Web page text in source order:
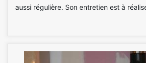
aussi régulière. Son entretien est à